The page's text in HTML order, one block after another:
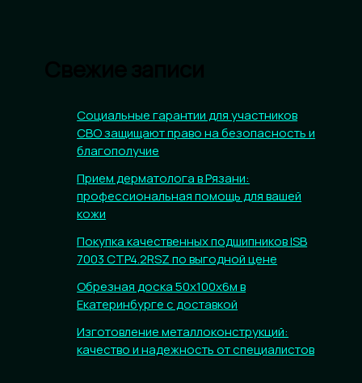
Социальные гарантии для участников
СВО защищают право на безопасность и
благополучие
Прием дерматолога в Рязани:
профессиональная помощь для вашей
кожи
Покупка качественных подшипников ISB
7003 CTP4.2RSZ по выгодной цене
Обрезная доска 50х100х6м в
Екатеринбурге с доставкой
Изготовление металлоконструкций:
качество и надежность от специалистов